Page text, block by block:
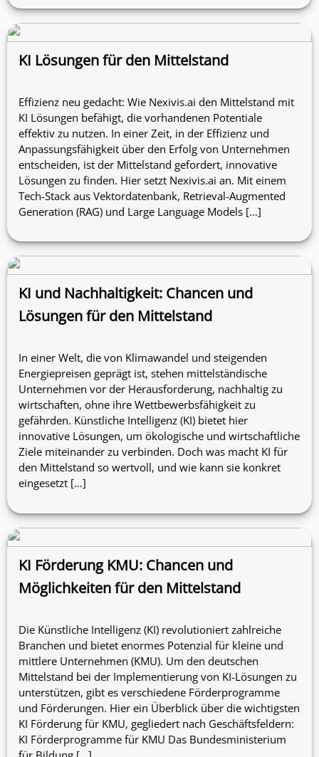
KI Lösungen für den Mittelstand
Effizienz neu gedacht: Wie Nexivis.ai den Mittelstand mit
KI Lösungen befähigt, die vorhandenen Potentiale
effektiv zu nutzen. In einer Zeit, in der Effizienz und
Anpassungsfähigkeit über den Erfolg von Unternehmen
entscheiden, ist der Mittelstand gefordert, innovative
Lösungen zu finden. Hier setzt Nexivis.ai an. Mit einem
Tech-Stack aus Vektordatenbank, Retrieval-Augmented
Generation (RAG) und Large Language Models […]
KI und Nachhaltigkeit: Chancen und
Lösungen für den Mittelstand
In einer Welt, die von Klimawandel und steigenden
Energiepreisen geprägt ist, stehen mittelständische
Unternehmen vor der Herausforderung, nachhaltig zu
wirtschaften, ohne ihre Wettbewerbsfähigkeit zu
gefährden. Künstliche Intelligenz (KI) bietet hier
innovative Lösungen, um ökologische und wirtschaftliche
Ziele miteinander zu verbinden. Doch was macht KI für
den Mittelstand so wertvoll, und wie kann sie konkret
eingesetzt […]
KI Förderung KMU: Chancen und
Möglichkeiten für den Mittelstand
Die Künstliche Intelligenz (KI) revolutioniert zahlreiche
Branchen und bietet enormes Potenzial für kleine und
mittlere Unternehmen (KMU). Um den deutschen
Mittelstand bei der Implementierung von KI-Lösungen zu
unterstützen, gibt es verschiedene Förderprogramme
und Förderungen. Hier ein Überblick über die wichtigsten
KI Förderung für KMU, gegliedert nach Geschäftsfeldern:
KI Förderprogramme für KMU Das Bundesministerium